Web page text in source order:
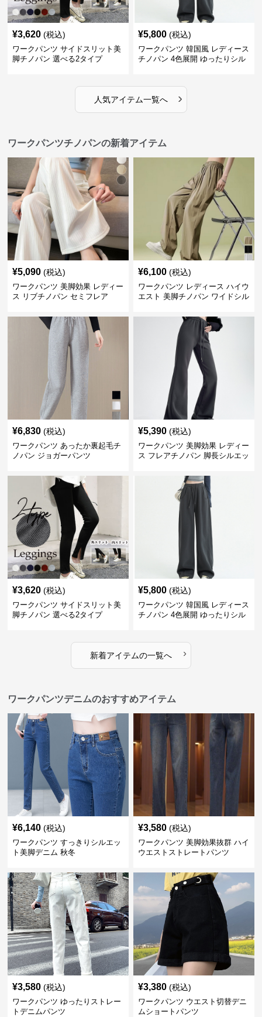
¥3,620 (税込)
ワークパンツ サイドスリット美
脚チノパン 選べる2タイプ
¥5,800 (税込)
ワークパンツ 韓国風 レディース
チノパン 4色展開 ゆったりシル
人気アイテム一覧へ ›
ワークパンツチノパンの新着アイテム
¥5,090 (税込)
ワークパンツ 美脚効果 レディー
ス リブチノパン セミフレア
¥6,100 (税込)
ワークパンツ レディース ハイウ
エスト 美脚チノパン ワイドシル
¥6,830 (税込)
ワークパンツ あったか裏起毛チ
ノパン ジョガーパンツ
¥5,390 (税込)
ワークパンツ 美脚効果 レディー
ス フレアチノパン 脚長シルエッ
¥3,620 (税込)
ワークパンツ サイドスリット美
脚チノパン 選べる2タイプ
¥5,800 (税込)
ワークパンツ 韓国風 レディース
チノパン 4色展開 ゆったりシル
新着アイテムの一覧へ ›
ワークパンツデニムのおすすめアイテム
¥6,140 (税込)
ワークパンツ すっきりシルエッ
ト美脚デニム 秋冬
¥3,580 (税込)
ワークパンツ 美脚効果抜群 ハイ
ウエストストレートパンツ
¥3,580 (税込)
ワークパンツ ゆったりストレー
トデニムパンツ
¥3,380 (税込)
ワークパンツ ウエスト切替デニ
ムショートパンツ